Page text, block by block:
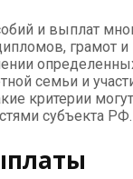
и выплат
грамот
семьи и
критерии
субъекта РФ.